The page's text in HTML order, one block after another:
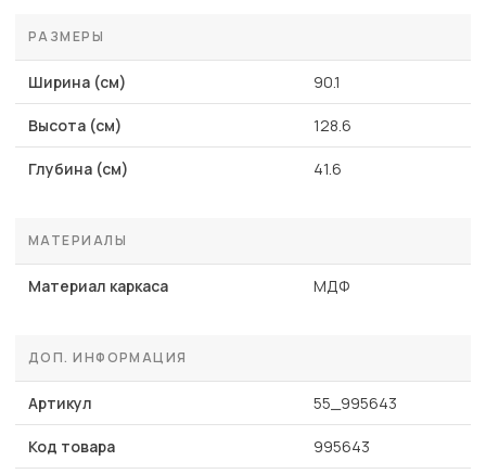
РАЗМЕРЫ
Ширина (см) 90.1
Высота (см) 128.6
Глубина (см) 41.6
МАТЕРИАЛЫ
Материал каркаса МДФ
ДОП. ИНФОРМАЦИЯ
Артикул 55_995643
Код товара 995643